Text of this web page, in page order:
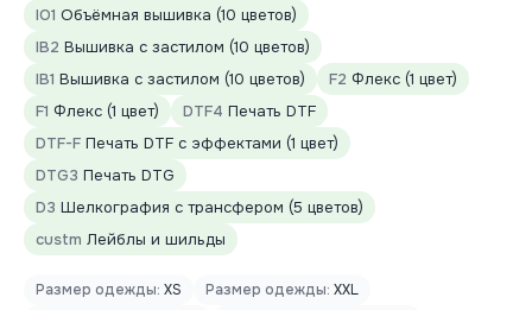
IO1 Объёмная вышивка (10 цветов)
IB2 Вышивка с застилом (10 цветов)
IB1 Вышивка с застилом (10 цветов) F2 Флекс (1 цвет)
F1 Флекс (1 цвет) DTF4 Печать DTF
DTF-F Печать DTF с эффектами (1 цвет)
DTG3 Печать DTG
D3 Шелкография с трансфером (5 цветов)
custm Лейблы и шильды
Размер одежды: XS Размер одежды: XXL